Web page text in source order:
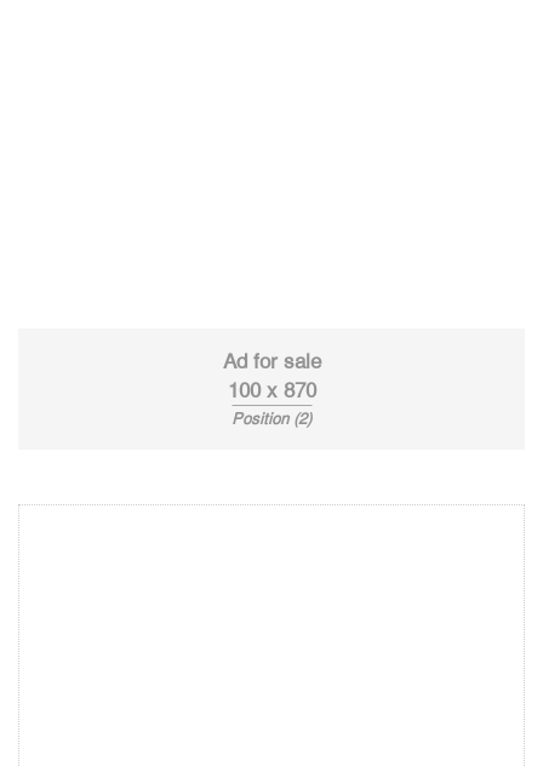
Ad for sale
100 x 870
Position (2)